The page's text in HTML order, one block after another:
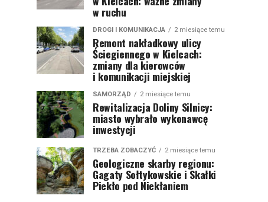
w ruchu
DROGI I KOMUNIKACJA 2 miesiące temu
Remont nakładkowy ulicy
Ściegiennego w Kielcach:
zmiany dla kierowców
i komunikacji miejskiej
SAMORZĄD 2 miesiące temu
Rewitalizacja Doliny Silnicy:
miasto wybrało wykonawcę
inwestycji
TRZEBA ZOBACZYĆ 2 miesiące temu
Geologiczne skarby regionu:
Gagaty Sołtykowskie i Skałki
Piekło pod Niekłaniem